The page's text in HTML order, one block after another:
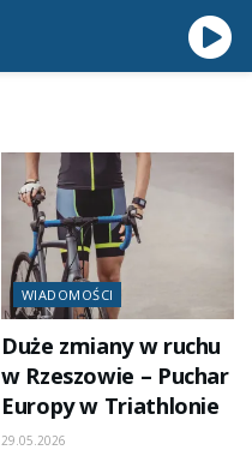
WIADOMOŚCI
Duże zmiany w ruchu
w Rzeszowie – Puchar
Europy w Triathlonie
29.05.2026